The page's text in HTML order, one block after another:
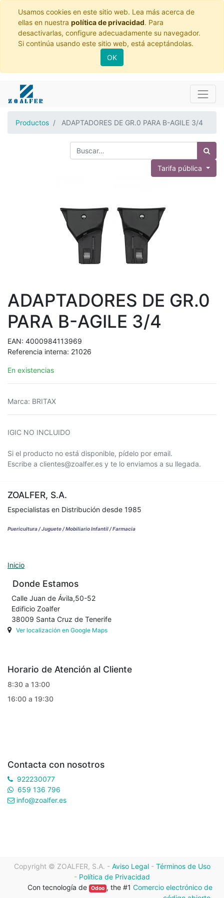
Usamos cookies en este sitio web. Lea más acerca de
ellas en nuestra política de privacidad. Para
desactivarlas, configure adecuadamente su navegador.
Si continúa usando este sitio web, está aceptándolas.
OK
Productos ADAPTADORES DE GR.0 PARA B-AGILE 3/4
Tarifa pública
ADAPTADORES DE GR.0
PARA B-AGILE 3/4
EAN: 4000984113969
Referencia interna: 21026
En existencias
Marca: BRITAX
IGIC NO INCLUIDO
Si el producto no está disponible, pídelo por email.
Escribe a clientes@zoalfer.es y te lo enviamos a su llegada.
ZOALFER, S.A.
Especialistas en Distribución desde 1985
Puericultura / Juguete / Mobiliario Infantil / Farmacia
Inicio
Donde Estamos
Calle Juan de Ávila,50-52
Edificio Zoalfer
38009 Santa Cruz de Tenerife
Ver localización en Google Maps
Horario de Atención al Cliente
8:30 a 13:00
16:00 a 19:30
Contacta con nosotros
922230077
659 136 796
info@zoalfer.es
Copyright © ZOALFER, S.A. - Aviso Legal - Términos de Uso
- Política de Privacidad
Con tecnología de
Odoo , the #1 Comercio electrónico de